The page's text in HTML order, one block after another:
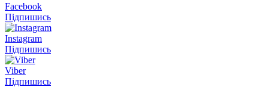
Facebook
Підпишись
Instagram
Підпишись
Viber
Підпишись